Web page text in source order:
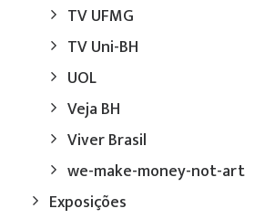
TV UFMG
TV Uni-BH
UOL
Veja BH
Viver Brasil
we-make-money-not-art
Exposições